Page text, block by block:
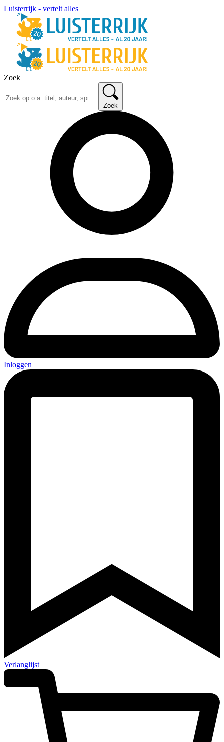
Luisterrijk - vertelt alles
Zoek
Zoek
Inloggen
Verlanglijst